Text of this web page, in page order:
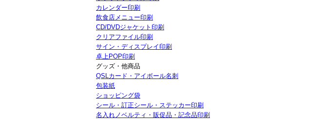
カレンダー印刷
飲食店メニュー印刷
CD/DVDジャケット印刷
クリアファイル印刷
サイン・ディスプレイ印刷
卓上POP印刷
グッズ・他商品
QSLカード・アイボール名刺
包装紙
ショッピング袋
シール・訂正シール・ステッカー印刷
名入れノベルティ・販促品・記念品印刷